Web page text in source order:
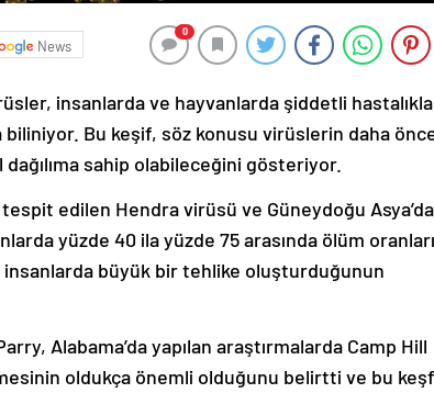
News
0
insanlarda ve hayvanlarda şiddetli
biliniyor. Bu keşif, söz konusu virüslerin daha
sahip olabileceğini gösteriyor.
edilen Hendra virüsü ve Güneydoğu Asya’da
yüzde 40 ila yüzde 75 arasında ölüm oranları
büyük bir tehlike oluşturduğunun
Alabama’da yapılan araştırmalarda Camp Hill
oldukça önemli olduğunu belirtti ve bu